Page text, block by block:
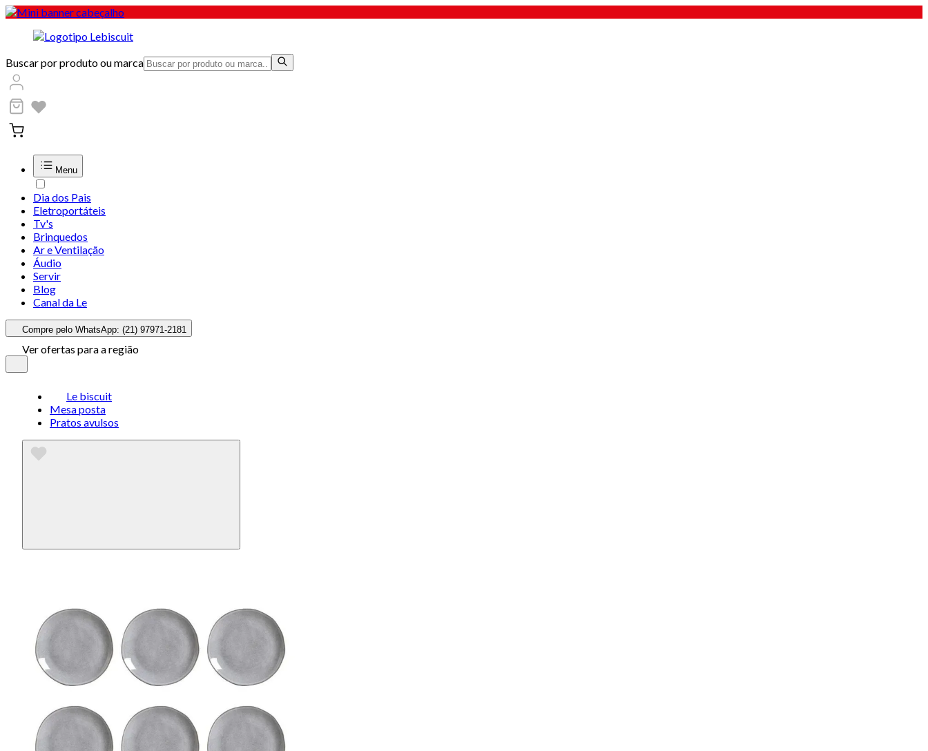
Buscar por produto ou marca
Menu
Dia dos Pais
Eletroportáteis
Tv's
Brinquedos
Ar e Ventilação
Áudio
Servir
Blog
Canal da Le
Compre pelo WhatsApp: (21) 97971-2181
Ver ofertas para a região
Le biscuit
Mesa posta
Pratos avulsos